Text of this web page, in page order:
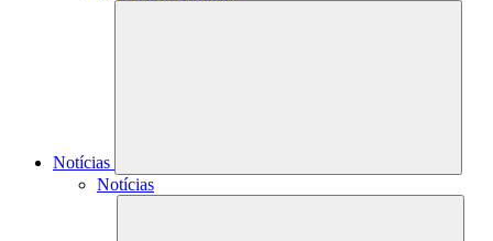
Notícias
Notícias